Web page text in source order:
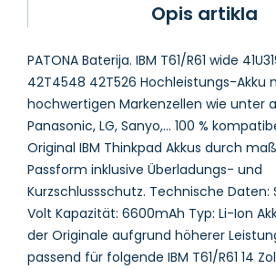
Opis artikla
PATONA Baterija. IBM T61/R61 wide
42T4548 42T526 Hochleistungs-Akku
hochwertigen Markenzellen wie unter
Panasonic, LG, Sanyo,... 100 %
Original IBM Thinkpad Akkus durch
Passform inklusive Überladungs- und
Kurzschlussschutz. Technische Daten:
Volt Kapazität: 6600mAh Typ: Li-Ion
der Originale aufgrund höherer
passend für folgende IBM T61/R61 14